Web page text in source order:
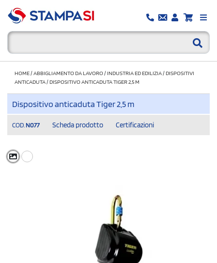
HOME/ABBIGLIAMENTO DA LAVORO/INDUSTRIA ED EDILIZIA/DISPOSITIVI
ANTICADUTA/DISPOSITIVO ANTICADUTA TIGER 2,5 M
Dispositivo anticaduta Tiger 2,5 m
COD. N077 Scheda prodotto Certificazioni